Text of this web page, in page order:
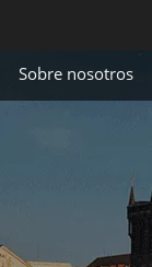
Sobre nosotros